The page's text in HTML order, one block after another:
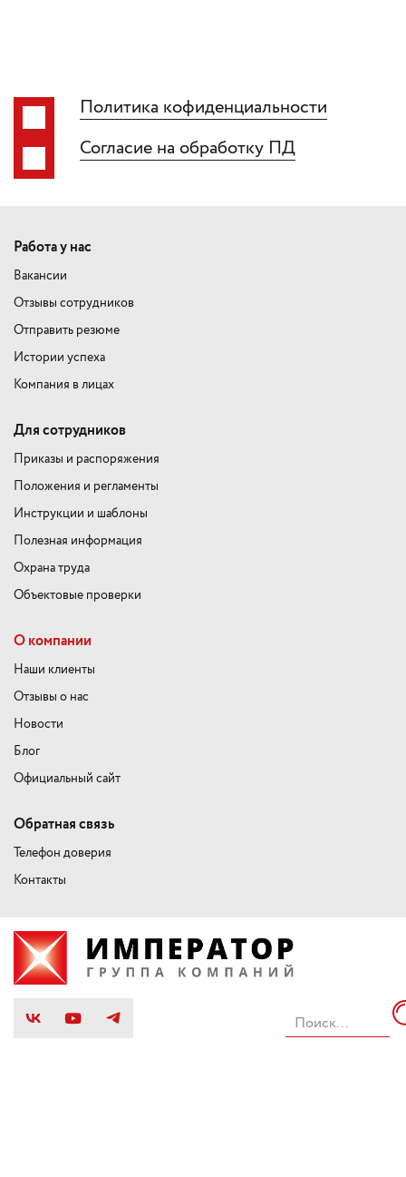
Политика кофиденциальности
Согласие на обработку ПД
Работа у нас
Вакансии
Отзывы сотрудников
Отправить резюме
Истории успеха
Компания в лицах
Для сотрудников
Приказы и распоряжения
Положения и регламенты
Инструкции и шаблоны
Полезная информация
Охрана труда
Объектовые проверки
О компании
Наши клиенты
Отзывы о нас
Новости
Блог
Официальный сайт
Обратная связь
Телефон доверия
Контакты